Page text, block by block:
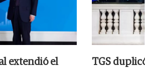
extendió el TGS